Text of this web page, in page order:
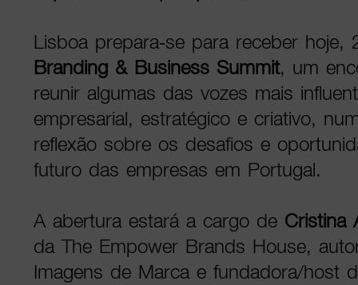
Lisboa prepara-se para receber
Branding & Business Summit, um
reunir algumas das vozes mais
empresarial, estratégico e criativo,
reflexão sobre os desafios e
futuro das empresas em Portugal.
A abertura estará a cargo de Cristina
da The Empower Brands House,
Imagens de Marca e fundadora/host